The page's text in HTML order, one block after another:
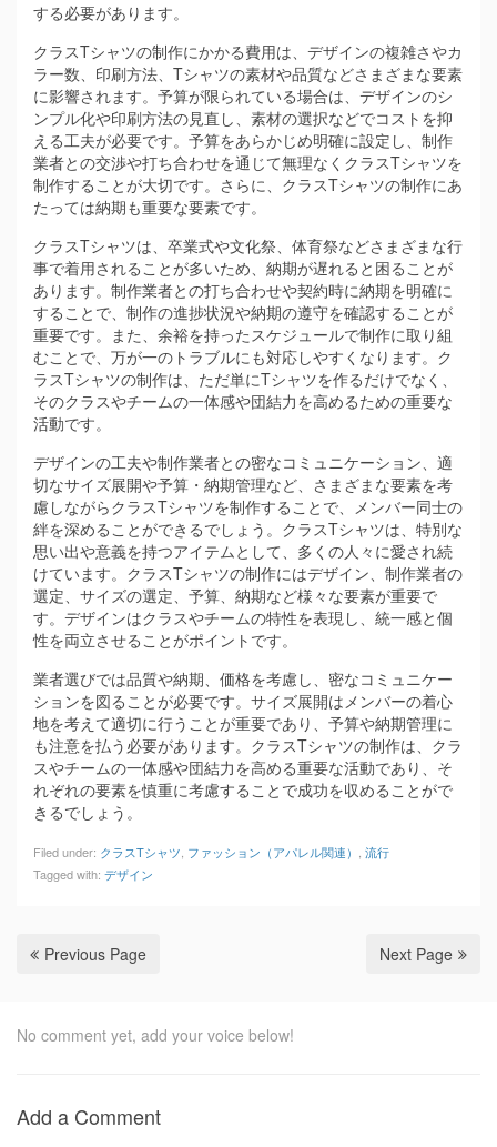
する必要があります。
クラスTシャツの制作にかかる費用は、デザインの複雑さやカ
ラー数、印刷方法、Tシャツの素材や品質などさまざまな要素
に影響されます。予算が限られている場合は、デザインのシ
ンプル化や印刷方法の見直し、素材の選択などでコストを抑
える工夫が必要です。予算をあらかじめ明確に設定し、制作
業者との交渉や打ち合わせを通じて無理なくクラスTシャツを
制作することが大切です。さらに、クラスTシャツの制作にあ
たっては納期も重要な要素です。
クラスTシャツは、卒業式や文化祭、体育祭などさまざまな行
事で着用されることが多いため、納期が遅れると困ることが
あります。制作業者との打ち合わせや契約時に納期を明確に
することで、制作の進捗状況や納期の遵守を確認することが
重要です。また、余裕を持ったスケジュールで制作に取り組
むことで、万が一のトラブルにも対応しやすくなります。ク
ラスTシャツの制作は、ただ単にTシャツを作るだけでなく、
そのクラスやチームの一体感や団結力を高めるための重要な
活動です。
デザインの工夫や制作業者との密なコミュニケーション、適
切なサイズ展開や予算・納期管理など、さまざまな要素を考
慮しながらクラスTシャツを制作することで、メンバー同士の
絆を深めることができるでしょう。クラスTシャツは、特別な
思い出や意義を持つアイテムとして、多くの人々に愛され続
けています。クラスTシャツの制作にはデザイン、制作業者の
選定、サイズの選定、予算、納期など様々な要素が重要で
す。デザインはクラスやチームの特性を表現し、統一感と個
性を両立させることがポイントです。
業者選びでは品質や納期、価格を考慮し、密なコミュニケー
ションを図ることが必要です。サイズ展開はメンバーの着心
地を考えて適切に行うことが重要であり、予算や納期管理に
も注意を払う必要があります。クラスTシャツの制作は、クラ
スやチームの一体感や団結力を高める重要な活動であり、そ
れぞれの要素を慎重に考慮することで成功を収めることがで
きるでしょう。
Filed under: クラスTシャツ ファッション（アパレル関連）
流行
Tagged with: デザイン
Previous Page Next Page
No comment yet, add your voice below!
Add a Comment